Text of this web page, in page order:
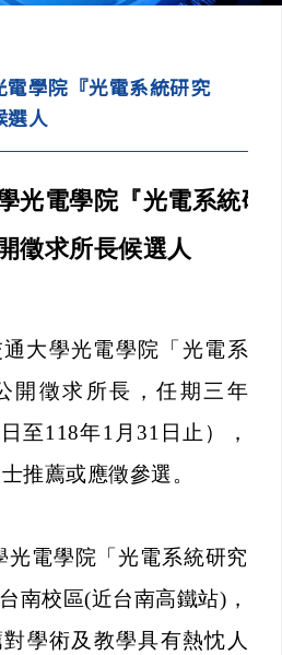
電學院『光電系統研究
選人
光電學院『光電系統研
徵求所長候選人
大學光電學院「光電系
開徵求所長，任期三年
日至118年1 月 31 日止 ），
推薦或應徵參選。
光電學院「光電系統研究
南校區(近台南高鐵站) ，
學術及教學具有熱忱人